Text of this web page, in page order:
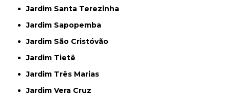
Jardim Santa Terezinha
Jardim Sapopemba
Jardim São Cristóvão
Jardim Tietê
Jardim Três Marias
Jardim Vera Cruz